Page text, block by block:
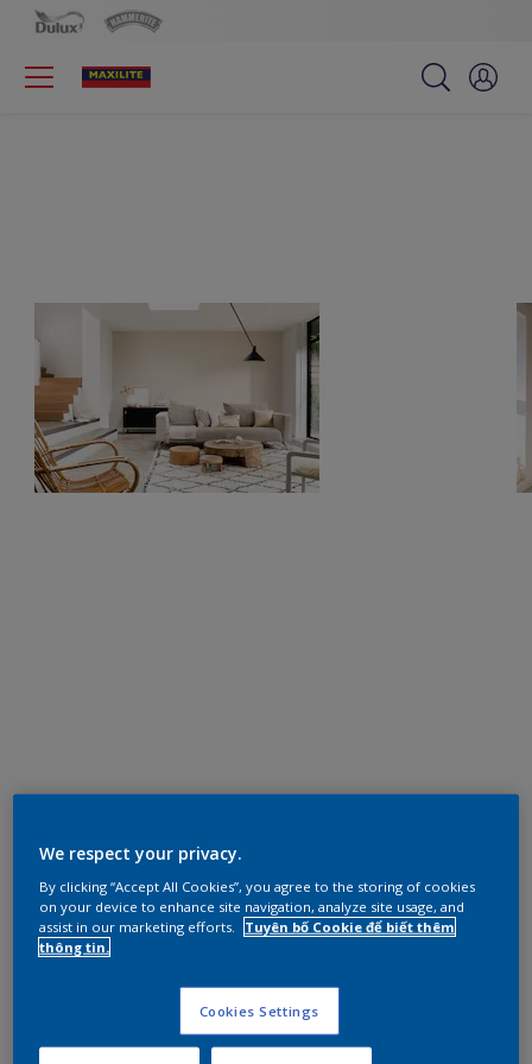
We respect your privacy.
By clicking “Accept All Cookies”, you agree to the storing of cookies
on your device to enhance site navigation, analyze site usage, and
assist in our marketing efforts.
Tuyên bố Cookie để biết thêm
thông tin.
Cookies Settings